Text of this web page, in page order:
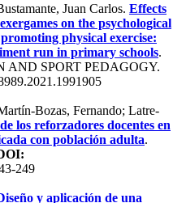
Juan Carlos. Effects
on the psychological
physical exercise:
run in primary schools.
AND SPORT PEDAGOGY.
Bozas, Fernando; Latre-
los reforzadores docentes en
con población adulta.
249
y aplicación de una